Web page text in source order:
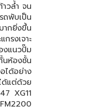
วล้ำ จน
ถพับเป็น
ากยิ่งขึ้น
รงเจาะ
งแนวปั๊ม
นห้องชั้น
ได้อย่าง
ด้แต่ด้วย
XG11